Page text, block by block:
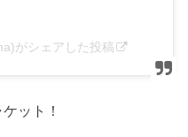
がシェアした投稿
ット！